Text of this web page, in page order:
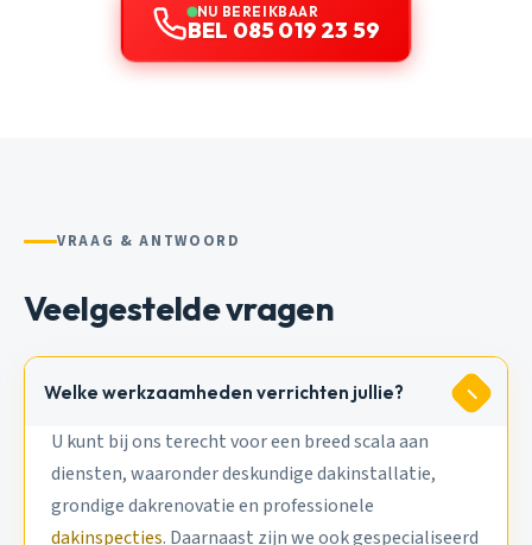
NU BEREIKBAAR
BEL 085 019 23 59
VRAAG & ANTWOORD
Veelgestelde vragen
Welke werkzaamheden verrichten jullie?
U kunt bij ons terecht voor een breed scala aan
diensten, waaronder deskundige dakinstallatie,
grondige dakrenovatie en professionele
dakinspecties. Daarnaast zijn we ook gespecialiseerd